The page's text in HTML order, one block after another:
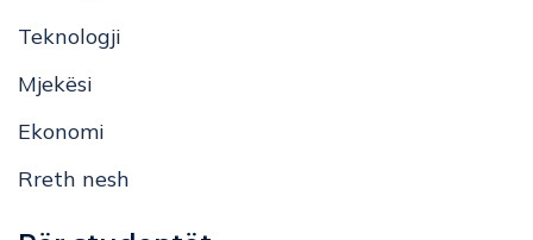
Teknologji
Mjekësi
Ekonomi
Rreth nesh